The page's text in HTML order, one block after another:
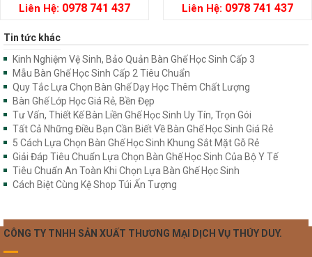
Liên Hệ: 0978 741 437 Liên Hệ: 0978 741 437
Tin tức khác
Kinh Nghiệm Vệ Sinh, Bảo Quản Bàn Ghế Học Sinh Cấp 3
Mẫu Bàn Ghế Học Sinh Cấp 2 Tiêu Chuẩn
Quy Tắc Lựa Chọn Bàn Ghế Dạy Học Thêm Chất Lượng
Bàn Ghế Lớp Học Giá Rẻ, Bền Đẹp
Tư Vấn, Thiết Kế Bàn Liền Ghế Học Sinh Uy Tín, Trọn Gói
Tất Cả Những Điều Bạn Cần Biết Về Bàn Ghế Học Sinh Giá Rẻ
5 Cách Lựa Chọn Bàn Ghế Học Sinh Khung Sắt Mặt Gỗ Rẻ
Giải Đáp Tiêu Chuẩn Lựa Chọn Bàn Ghế Học Sinh Của Bộ Y Tế
Tiêu Chuẩn An Toàn Khi Chọn Lựa Bàn Ghế Học Sinh
Cách Biệt Cùng Kệ Shop Túi Ấn Tượng
CÔNG TY TNHH SẢN XUẤT THƯƠNG MẠI DỊCH VỤ THÚY DUY.